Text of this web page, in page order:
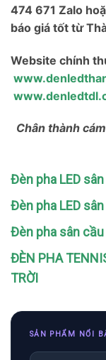
474 671 Zalo
báo giá tốt từ
Website chính
Chân thành
Đèn pha LED
Đèn pha LED
Đèn pha sân
ĐÈN PHA
TRỜI
SẢN PHẨM NỔI